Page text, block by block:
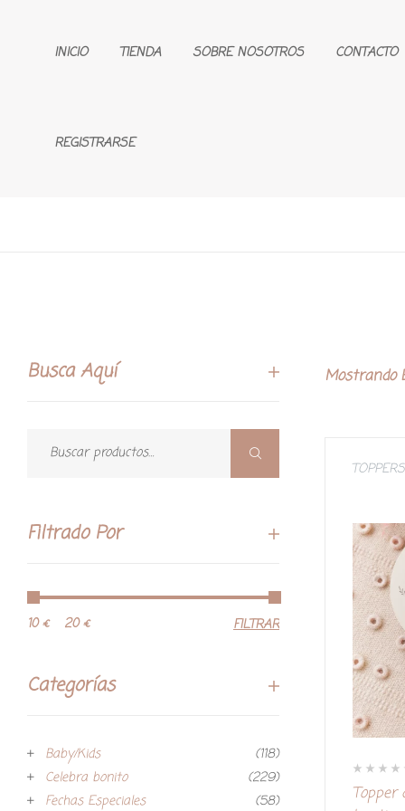
INICIO TIENDA SOBRE NOSOTROS CONTACTO
REGISTRARSE
Mostrando
TOPPERS
Topper
a
Busca Aquí
Filtrado Por
FILTRAR
10 € 20 €
Categorías
Baby/Kids
(118)
Celebra bonito
(229)
Fechas Especiales
(58)